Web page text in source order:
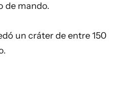
de mando.
un cráter de entre 150